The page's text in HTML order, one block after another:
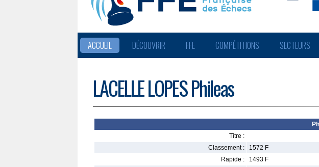
ACCUEIL DÉCOUVRIR FFE COMPÉTITIONS SECTEURS
LACELLE LOPES Phileas
Titre :
Classement :
1572 F
Rapide :
1493 F